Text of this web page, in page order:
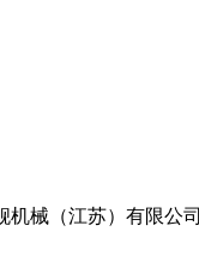
机械（江苏）有限公司